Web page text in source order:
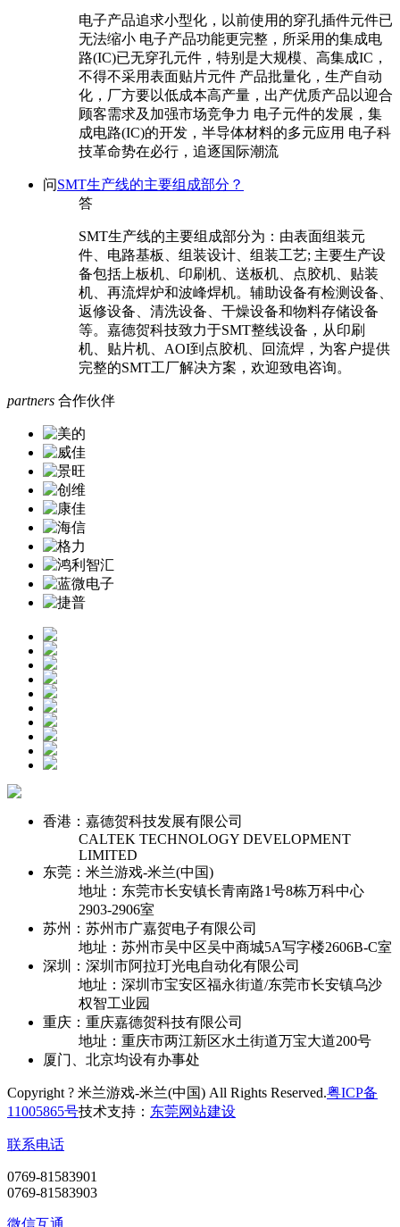
电子产品追求小型化，以前使用的穿孔插件元件已
无法缩小 电子产品功能更完整，所采用的集成电
路(IC)已无穿孔元件，特别是大规模、高集成IC，
不得不采用表面贴片元件 产品批量化，生产自动
化，厂方要以低成本高产量，出产优质产品以迎合
顾客需求及加强市场竞争力 电子元件的发展，集
成电路(IC)的开发，半导体材料的多元应用 电子科
技革命势在必行，追逐国际潮流
问SMT生产线的主要组成部分？
答
SMT生产线的主要组成部分为：由表面组装元
件、电路基板、组装设计、组装工艺; 主要生产设
备包括上板机、印刷机、送板机、点胶机、贴装
机、再流焊炉和波峰焊机。辅助设备有检测设备、
返修设备、清洗设备、干燥设备和物料存储设备
等。嘉德贺科技致力于SMT整线设备，从印刷
机、贴片机、AOI到点胶机、回流焊，为客户提供
完整的SMT工厂解决方案，欢迎致电咨询。
partners 合作伙伴
香港：嘉德贺科技发展有限公司
CALTEK TECHNOLOGY DEVELOPMENT
LIMITED
东莞：米兰游戏-米兰(中国)
地址：东莞市长安镇长青南路1号8栋万科中心
2903-2906室
苏州：苏州市广嘉贺电子有限公司
地址：苏州市吴中区吴中商城5A写字楼2606B-C室
深圳：深圳市阿拉玎光电自动化有限公司
地址：深圳市宝安区福永街道/东莞市长安镇乌沙
权智工业园
重庆：重庆嘉德贺科技有限公司
地址：重庆市两江新区水土街道万宝大道200号
厦门、北京均设有办事处
Copyright ? 米兰游戏-米兰(中国) All Rights Reserved.粤ICP备
11005865号技术支持： 东莞网站建设
联系电话
0769-81583901
0769-81583903
微信互通